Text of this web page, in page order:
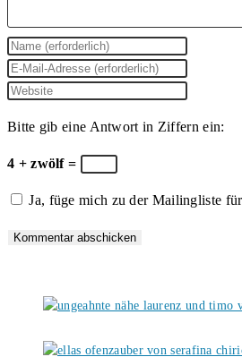
Gib
deinen
Namen
Benutzernamen
zum
Kommentieren
ein
Gib
deine
Mail-
Adresse
Kommentieren
Gib
Website-
URL
(optional)
Bitte gib eine Antwort in Ziffern ein:
4 + zwölf =
Ja, füge mich zu der Mailingliste